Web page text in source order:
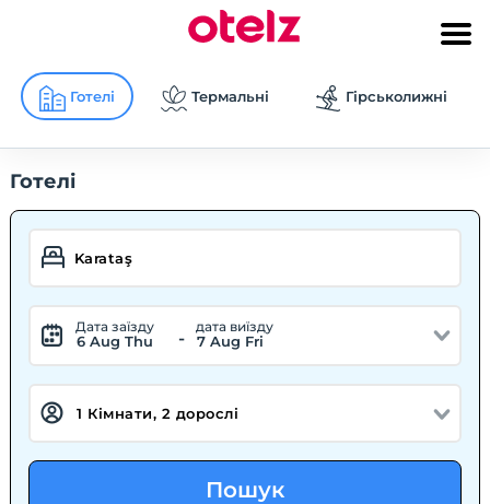
Готелі Термальні Гірськолижні
Готелі
Дата заїзду
6 Aug Thu -
дата виїзду
7 Aug Fri
Пошук